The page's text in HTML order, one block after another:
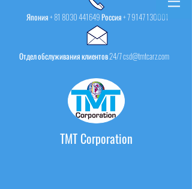
Япония +81 8030 441649Россия +7 9147 130001
Отдел обслуживания клиентов 24/7 csd@tmtcarz.com
TMT Corporation